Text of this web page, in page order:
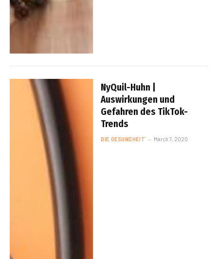
NyQuil-Huhn |
Auswirkungen und
Gefahren des TikTok-
Trends
DIE GESUNDHEIT March 7, 2020